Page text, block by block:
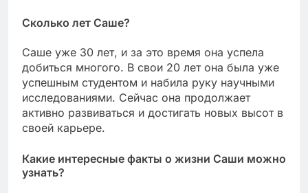
Сколько лет Саше?
Саше уже 30 лет, и за это время она успела
добиться многого. В свои 20 лет она была уже
успешным студентом и набила руку научными
исследованиями. Сейчас она продолжает
активно развиваться и достигать новых высот в
своей карьере.
Какие интересные факты о жизни Саши можно
узнать?